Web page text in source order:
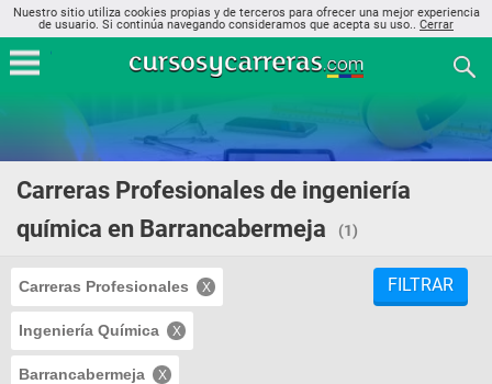
Nuestro sitio utiliza cookies propias y de terceros para ofrecer una mejor experiencia
de usuario. Si continúa navegando consideramos que acepta su uso.. Cerrar
Carreras Profesionales de ingeniería
química en Barrancabermeja
(1)
Carreras Profesionales
Ingeniería Química
Barrancabermeja
FILTRAR